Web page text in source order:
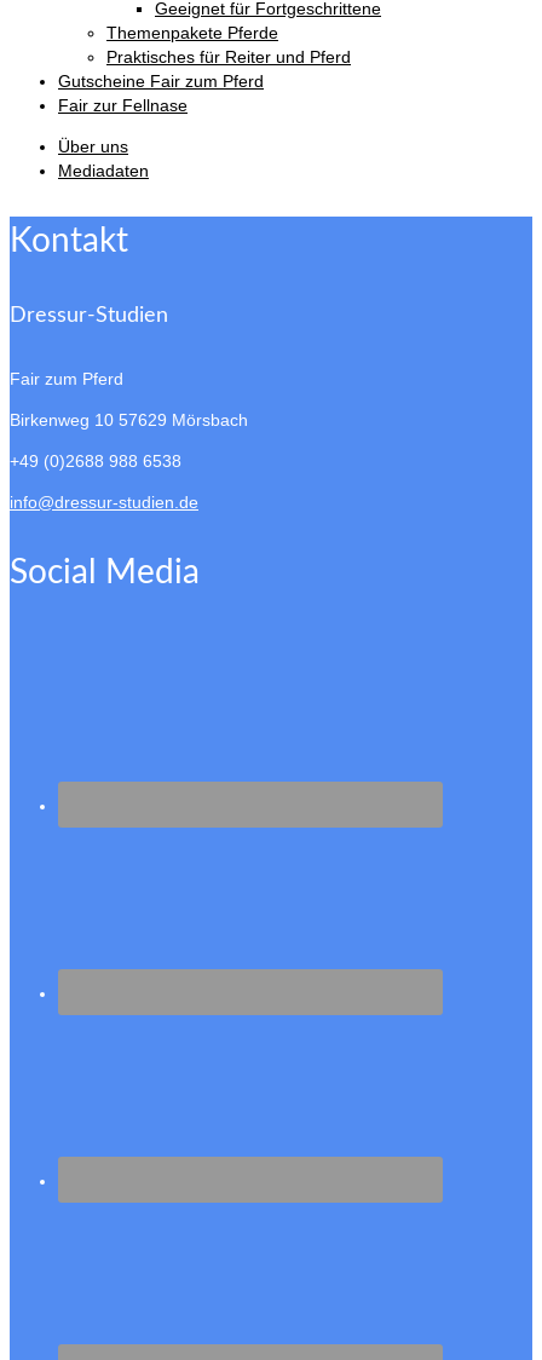
Geeignet für Fortgeschrittene
Themenpakete Pferde
Praktisches für Reiter und Pferd
Gutscheine Fair zum Pferd
Fair zur Fellnase
Über uns
Mediadaten
Kontakt
Dressur-Studien
Fair zum Pferd
Birkenweg 10 57629 Mörsbach
+49 (0)2688 988 6538
info@dressur-studien.de
Social Media